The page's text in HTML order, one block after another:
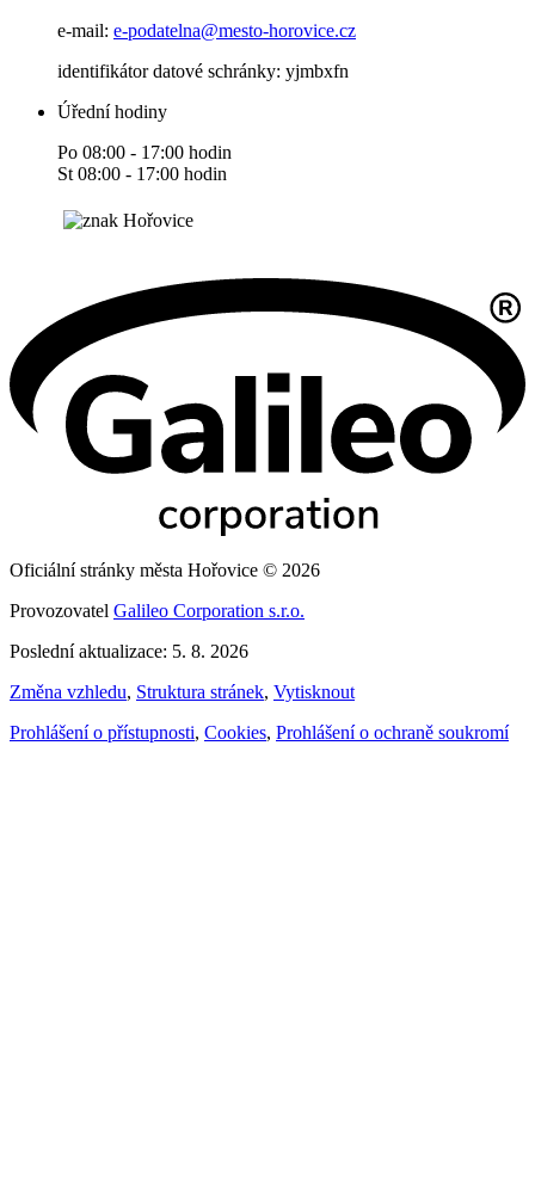
e-mail: e-podatelna@mesto-horovice.cz
identifikátor datové schránky: yjmbxfn
Úřední hodiny
Po 08:00 - 17:00 hodin
St 08:00 - 17:00 hodin
Oficiální stránky města Hořovice © 2026
Provozovatel Galileo Corporation s.r.o.
Poslední aktualizace: 5. 8. 2026
Změna vzhledu, Struktura stránek, Vytisknout
Prohlášení o přístupnosti, Cookies, Prohlášení o ochraně soukromí